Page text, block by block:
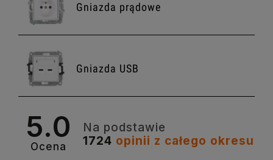
Gniazda prądowe
Gniazda USB
Gniazda antenowe
5.0
Ocena
Na podstawie
1724 opinii z całego okresu